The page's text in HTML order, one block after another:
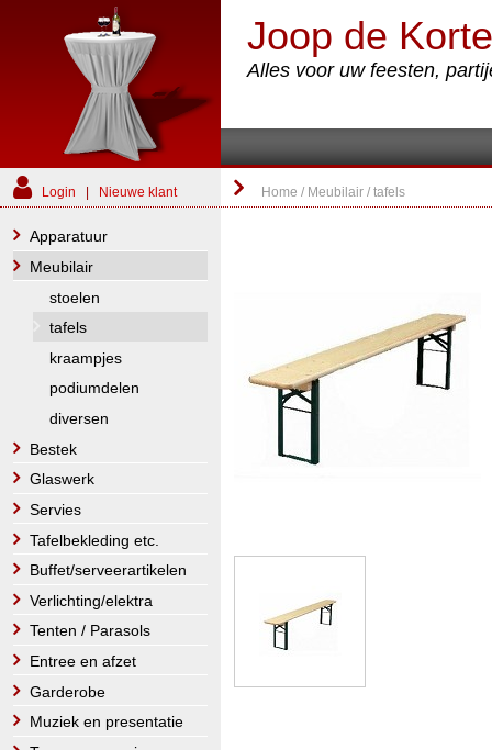
Joop de
Alles voor uw feesten,
Login Nieuwe klant Home / Meubilair /tafels
Apparatuur
Meubilair
stoelen
tafels
kraampjes
podiumdelen
diversen
Bestek
Glaswerk
Servies
Tafelbekleding etc.
Buffet/serveerartikelen
Verlichting/elektra
Tenten / Parasols
Entree en afzet
Garderobe
Muziek en presentatie